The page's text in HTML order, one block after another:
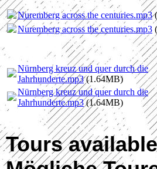
Nuremberg across the centuries.mp3
Nuremberg across the centuries.mp3
Nürnberg kreuz und quer durch die
Jahrhunderte.mp3(1.64MB)
Nürnberg kreuz und quer durch die
Jahrhunderte.mp3(1.64MB)
Tours